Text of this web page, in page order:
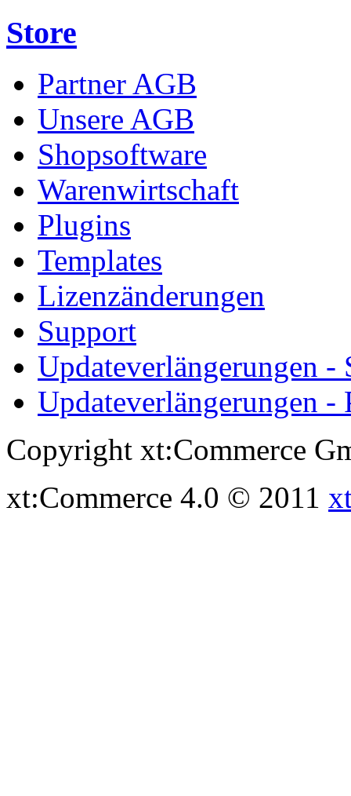
Store
Partner AGB
Unsere AGB
Shopsoftware
Warenwirtschaft
Plugins
Templates
Lizenzänderungen
Support
Updateverlängerungen -
Updateverlängerungen -
Copyright xt:Commerce
xt:Commerce 4.0 © 2011